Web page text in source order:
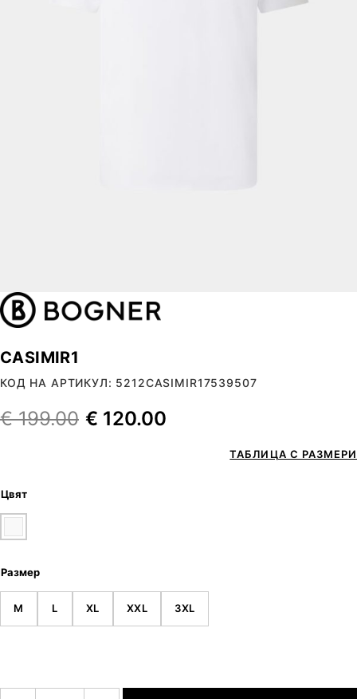
CASIMIR1
КОД НА АРТИКУЛ: 5212CASIMIR17539507
€199.00 € 120.00
ТАБЛИЦА С РАЗМЕРИ
Цвят
Размер
M L XL XXL 3XL